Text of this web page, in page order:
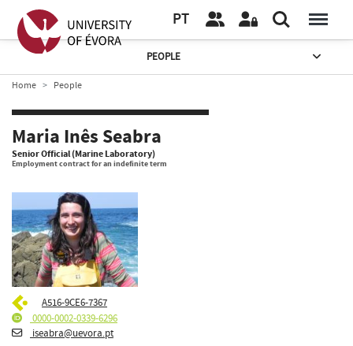
PT
PEOPLE
Home People
Maria Inês Seabra
Senior Official (Marine Laboratory)
Employment contract for an indefinite term
A516-9CE6-7367
0000-0002-0339-6296
iseabra@uevora.pt